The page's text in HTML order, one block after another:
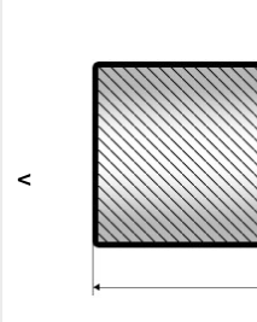
<